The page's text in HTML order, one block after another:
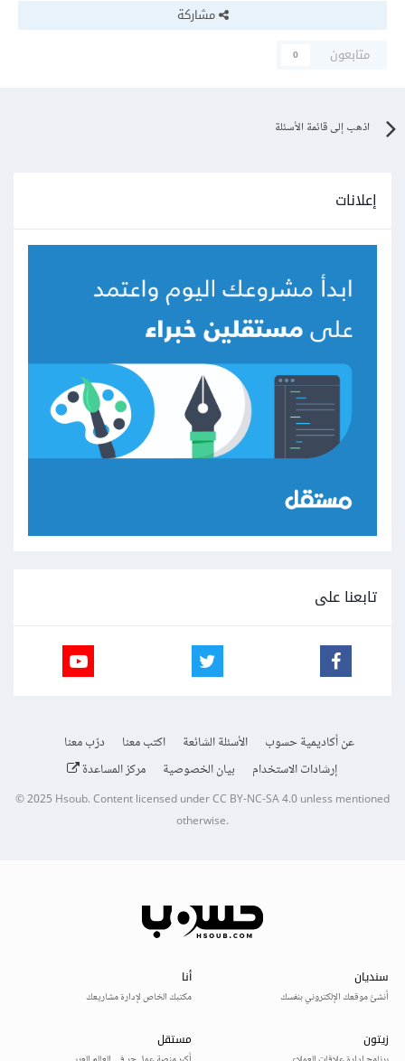
مشاركة
متابعون
0
اذهب إلى قائمة الأسئلة
إعلانات
تابعنا على
عن أكاديمية حسوب الأسئلة الشائعة اكتب معنا
درّب معنا
إرشادات الاستخدام
بيان الخصوصية مركز المساعدة
© 2025Hsoub.Content licensed underCC BY-NC-SA 4.0unless mentioned
otherwise.